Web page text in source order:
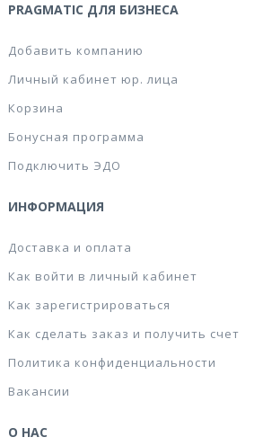
PRAGMATIC ДЛЯ БИЗНЕСА
Добавить компанию
Личный кабинет юр. лица
Корзина
Бонусная программа
Подключить ЭДО
ИНФОРМАЦИЯ
Доставка и оплата
Как войти в личный кабинет
Как зарегистрироваться
Как сделать заказ и получить счет
Политика конфиденциальности
Вакансии
О НАС